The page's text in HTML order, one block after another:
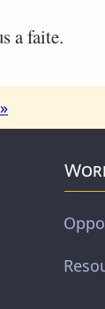
a faite.